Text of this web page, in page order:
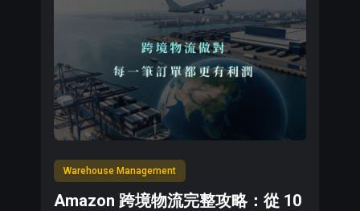
Warehouse Management
Amazon 跨境物流完整攻略：從 10